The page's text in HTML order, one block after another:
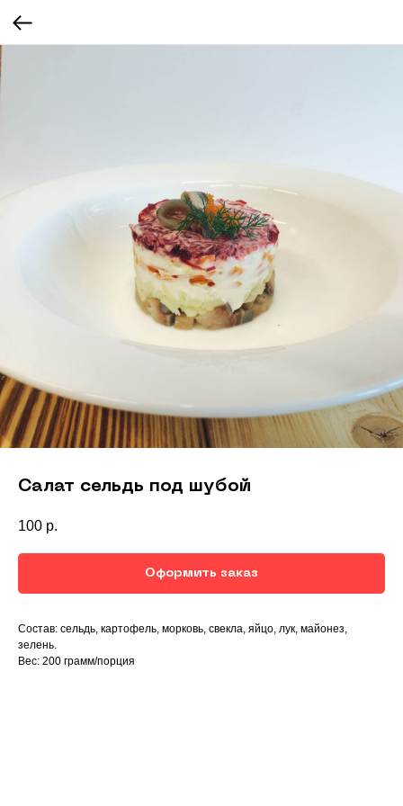
Салат сельдь под шубой
100 р.
Оформить заказ
Состав: сельдь, картофель, морковь, свекла, яйцо, лук, майонез,
зелень.
Вес: 200 грамм/порция